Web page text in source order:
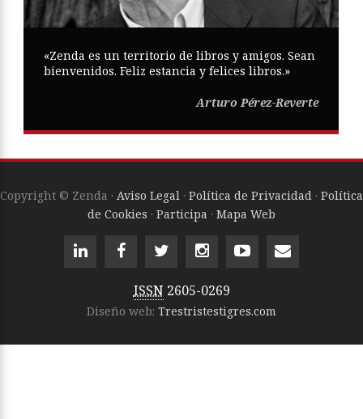
«Zenda es un territorio de libros y amigos. Sean
bienvenidos. Feliz estancia y felices libros.»
Arturo Pérez-Reverte
Copyright © Zenda · Aviso Legal · Política de Privacidad · Política
de Cookies · Participa · Mapa Web
ISSN 2605-0269
Diseño web: Trestristestigres.com